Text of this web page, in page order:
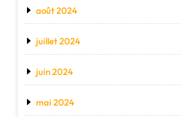
août 2024
juillet 2024
juin 2024
mai 2024